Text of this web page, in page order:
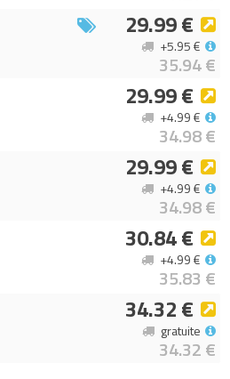
LEGO.
71495 : 5702017818887.
29.99 €
35.94 €
+5.95 €
29.99 €
34.98 €
+4.99 €
29.99 €
34.98 €
+4.99 €
30.84 €
35.83 €
+4.99 €
34.32 €
34.32 €
gratuite